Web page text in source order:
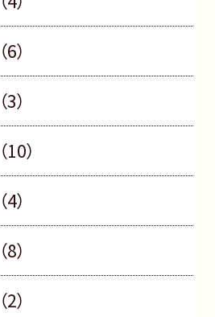
）
）
）
）
）
）